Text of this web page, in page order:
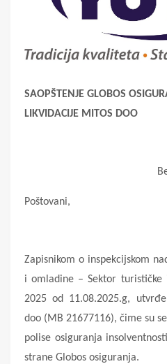
SAOPŠTENJE GLOBOS
LIKVIDACIJE MITOS DOO
Poštovani,
Zapisnikom o inspekcijskom
i omladine – Sektor turističke
2025 od 11.08.2025.g,
doo (MB 21677116), čime su
polise osiguranja
strane Globos osiguranja.